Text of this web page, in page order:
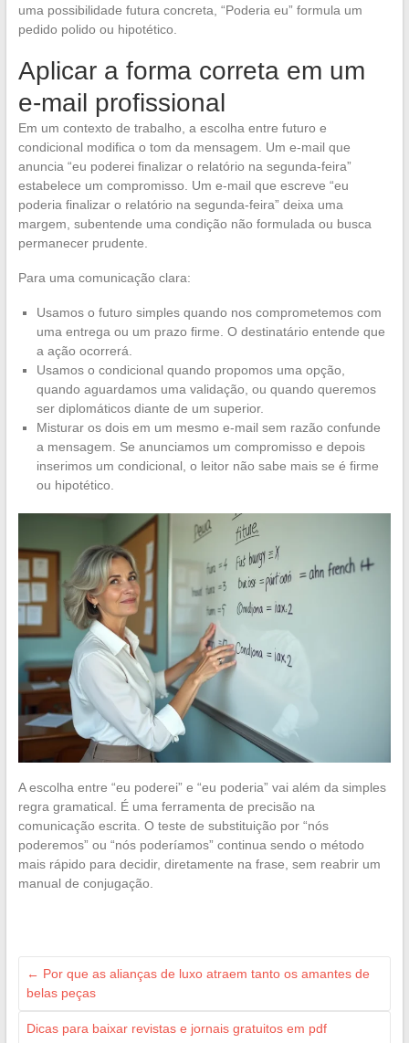
uma possibilidade futura concreta, “Poderia eu” formula um
pedido polido ou hipotético.
Aplicar a forma correta em um
e-mail profissional
Em um contexto de trabalho, a escolha entre futuro e
condicional modifica o tom da mensagem. Um e-mail que
anuncia “eu poderei finalizar o relatório na segunda-feira”
estabelece um compromisso. Um e-mail que escreve “eu
poderia finalizar o relatório na segunda-feira” deixa uma
margem, subentende uma condição não formulada ou busca
permanecer prudente.
Para uma comunicação clara:
Usamos o futuro simples quando nos comprometemos com
uma entrega ou um prazo firme. O destinatário entende que
a ação ocorrerá.
Usamos o condicional quando propomos uma opção,
quando aguardamos uma validação, ou quando queremos
ser diplomáticos diante de um superior.
Misturar os dois em um mesmo e-mail sem razão confunde
a mensagem. Se anunciamos um compromisso e depois
inserimos um condicional, o leitor não sabe mais se é firme
ou hipotético.
A escolha entre “eu poderei” e “eu poderia” vai além da simples
regra gramatical. É uma ferramenta de precisão na
comunicação escrita. O teste de substituição por “nós
poderemos” ou “nós poderíamos” continua sendo o método
mais rápido para decidir, diretamente na frase, sem reabrir um
manual de conjugação.
← Por que as alianças de luxo atraem tanto os amantes de
belas peças
Dicas para baixar revistas e jornais gratuitos em pdf